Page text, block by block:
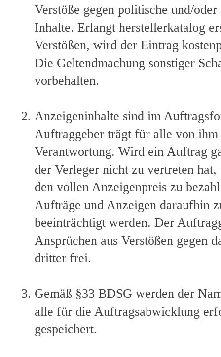
Verstöße gegen politische und/
Inhalte. Erlangt herstellerkatalog
Verstößen, wird der Eintrag
Die Geltendmachung sonstiger
vorbehalten.
Anzeigeninhalte sind im
Auftraggeber trägt für alle von
Verantwortung. Wird ein Auftrag
der Verleger nicht zu vertreten
den vollen Anzeigenpreis zu
Aufträge und Anzeigen daraufhin
beeinträchtigt werden. Der
Ansprüchen aus Verstößen gegen
dritter frei.
Gemäß §33 BDSG werden der
alle für die Auftragsabwicklung
gespeichert.